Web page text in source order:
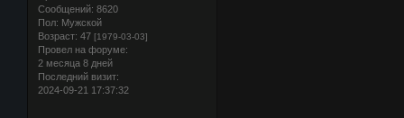
Сообщений: 8620
Пол: Мужской
Возраст: 47 [1979-03-03]
Провел на форуме:
2 месяца 8 дней
Последний визит:
2024-09-21 17:37:32